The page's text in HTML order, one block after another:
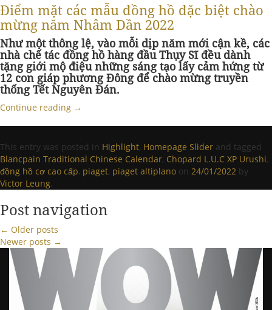
Điểm mặt các mẫu đồng hồ đặc biệt chào
mừng năm Nhâm Dần 2022
Như một thông lệ, vào mỗi dịp năm mới cận kề, các
nhà chế tác đồng hồ hàng đầu Thụy Sĩ đều dành
tặng giới mộ điệu những sáng tạo lấy cảm hứng từ
12 con giáp phương Đông để chào mừng truyền
thống Tết Nguyên Đán.
Continue reading →
This entry was posted in Highlight, Homepage Slider and tagged
Blancpain Traditional Chinese Calendar, Chopard L.U.C XP Urushi,
đồng hồ cơ cao cấp, piaget, piaget altiplano on 24/01/2022 by
Victor Leung.
Post navigation
← Older posts
Newer posts →